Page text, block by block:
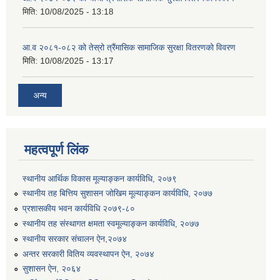
मिति: 10/08/2025 - 13:18
आ.व २०८१-०८२ को तेस्रो त्रैंमासिक सामाजिक सुरक्षा वितरणको विवरण
मिति: 10/08/2025 - 13:17
अन्य
महत्वपूर्ण लिंक
स्थानीय आर्थिक विकास मूल्याङ्कन कार्यविधि, २०७९
स्थानीय तह बित्तिय सुशासन जोखिम मूल्याङ्कन कार्यविधि, २०७७
प्रशासकीय भवन कार्यविधि २०७९-८०
स्थानीय तह संस्थागत क्षमता स्वमूल्याङ्कन कार्यविधि, २०७७
स्थानीय सरकार संचालन ऐन,२०७४
अन्तर सरकारी वितिय व्यवस्थापन ऐन, २०७४
सुशासन ऐन, २०६४